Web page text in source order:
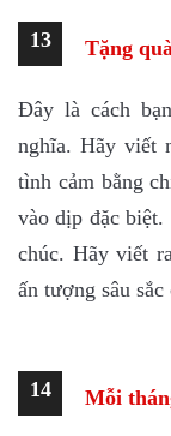
13 Tặng
Đây là cách
nghĩa. Hãy viết
tình cảm bằng
vào dịp đặc
chúc. Hãy viết
ấn tượng sâu sắc
14 Mỗi